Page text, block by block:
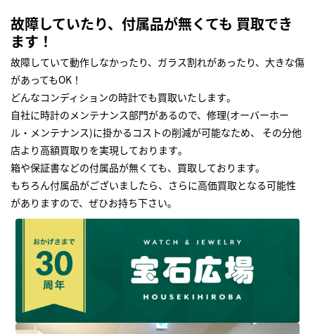
故障していたり、付属品が無くても 買取でき
ます！
故障していて動作しなかったり、ガラス割れがあったり、大きな傷
があってもOK！
どんなコンディションの時計でも買取いたします｡
自社に時計のメンテナンス部門があるので、修理(オーバーホー
ル・メンテナンス)に掛かるコストの削減が可能なため、 その分他
店より高額買取りを実現しております｡
箱や保証書などの付属品が無くても、買取しております。
もちろん付属品がございましたら、さらに高価買取となる可能性
がありますので、ぜひお持ち下さい｡